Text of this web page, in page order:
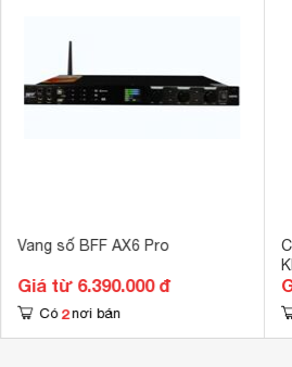
Vang số BFF AX6 Pro
Giá từ 6.390.000 đ
Có 2 nơi bán